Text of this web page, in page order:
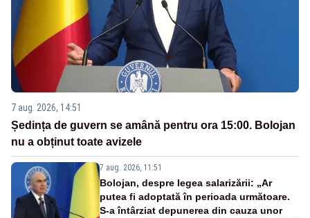
7 aug. 2026, 14:51
Ședința de guvern se amână pentru ora 15:00. Bolojan
nu a obținut toate avizele
7 aug. 2026, 11:51
Bolojan, despre legea salarizării: „Ar
putea fi adoptată în perioada următoare.
S-a întârziat depunerea din cauza unor